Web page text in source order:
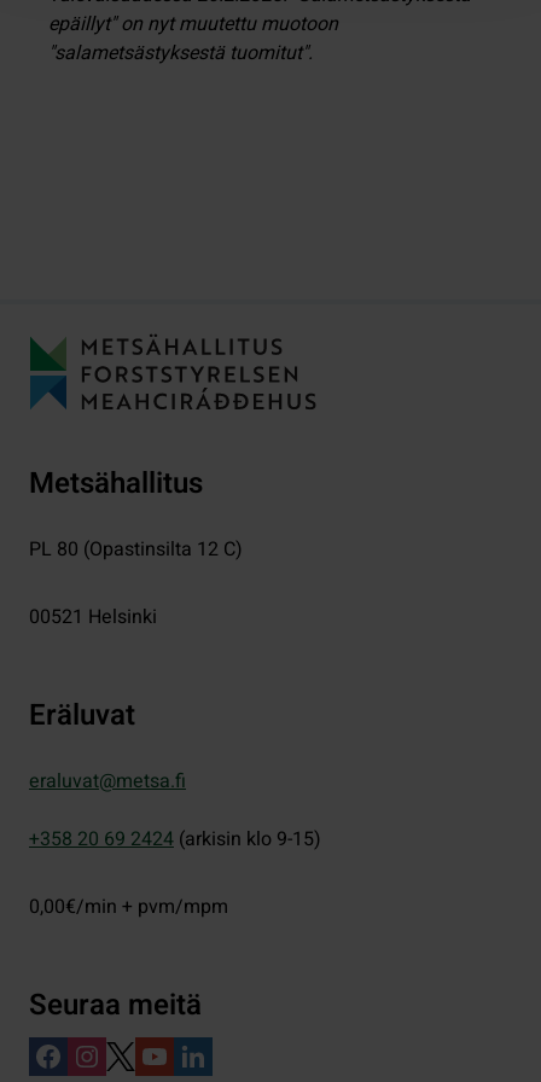
epäillyt" on nyt muutettu muotoon
"salametsästyksestä tuomitut".
Metsähallitus
PL 80 (Opastinsilta 12 C)
00521 Helsinki
Eräluvat
eraluvat@metsa.fi
+358 20 69 2424 (arkisin klo 9-15)
0,00€/min + pvm/mpm
Seuraa meitä